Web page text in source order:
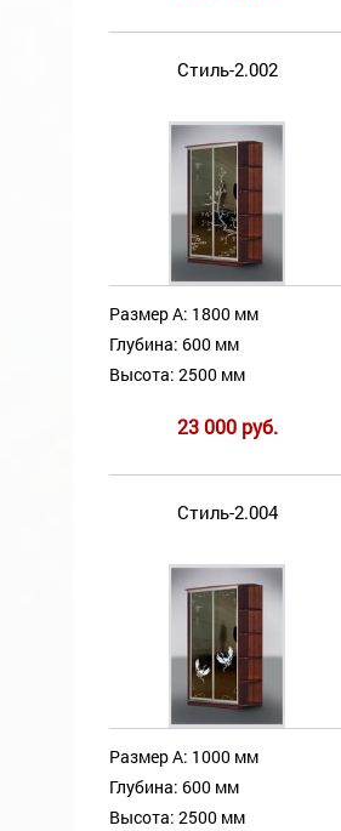
Стиль-2.002
Размер А: 1800 мм
Глубина: 600 мм
Высота: 2500 мм
23 000 руб.
Стиль-2.004
Размер А: 1000 мм
Глубина: 600 мм
Высота: 2500 мм